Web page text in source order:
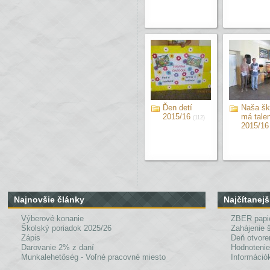
Ďen detí
2015/16 (112)
Naša
má
2015/16
Najnovšie články
Výberové konanie
Školský poriadok 2025/26
Zápis
Darovanie 2% z daní
Munkalehetőség - Voľné pracovné miesto
ZBER
Zahájenie
Deň